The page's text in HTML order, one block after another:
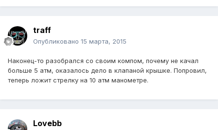
traff
Опубликовано 15 марта, 2015
Наконец-то разобрался со своим компом, почему не качал
больше 5 атм, оказалось дело в клапаной крышке. Попровил,
теперь ложит стрелку на 10 атм манометре.
Lovebb